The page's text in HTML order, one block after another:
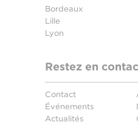
Bordeaux
Lille
Lyon
Restez en
Contact
Événements
Actualités